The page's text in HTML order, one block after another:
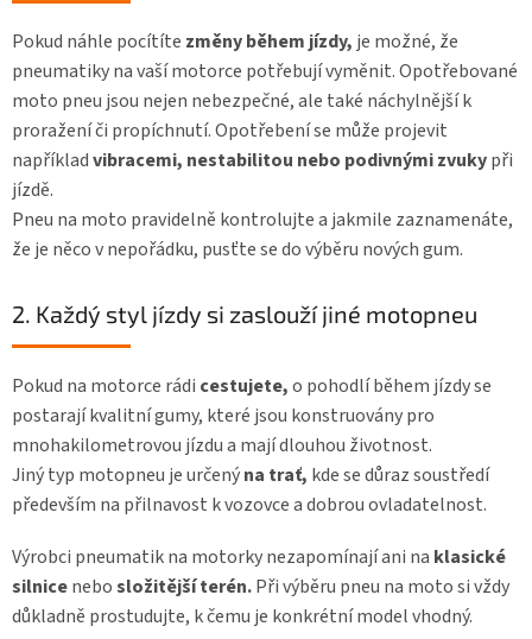
Pokud náhle pocítíte změny během jízdy, je možné, že
pneumatiky na vaší motorce potřebují vyměnit. Opotřebované
moto pneu jsou nejen nebezpečné, ale také náchylnější k
proražení či propíchnutí. Opotřebení se může projevit
napříkladvibracemi, nestabilitou nebo podivnými zvukypři
jízdě.
Pneu na moto pravidelně kontrolujte a jakmile zaznamenáte,
že je něco v nepořádku, pusťte se do výběru nových gum.
2. Každý styl jízdy si zaslouží jiné motopneu
Pokud na motorce rádi cestujete,o pohodlí během jízdy se
postarají kvalitní gumy, které jsou konstruovány pro
mnohakilometrovou jízdu a mají dlouhou životnost.
Jiný typ motopneu je určenýna trať, kde se důraz soustředí
především na přilnavost k vozovce a dobrou ovladatelnost.
Výrobci pneumatik na motorky nezapomínají ani na klasické
silnicenebosložitější terén.Při výběru pneu na moto si vždy
důkladně prostudujte, k čemu je konkrétní model vhodný.